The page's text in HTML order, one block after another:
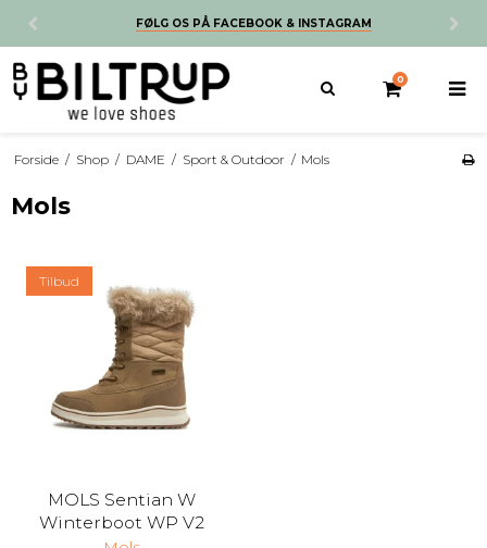
FØLG OS PÅ FACEBOOK & INSTAGRAM
0
Forside / Shop / DAME / Sport & Outdoor / Mols
Mols
Tilbud
MOLS Sentian W
Winterboot WP V2